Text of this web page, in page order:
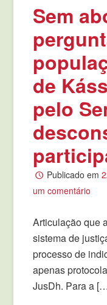
Sem
de
pelo
Publicado em
um comentário
Articulação que
sistema de
processo de
apenas
JusDh. Para a